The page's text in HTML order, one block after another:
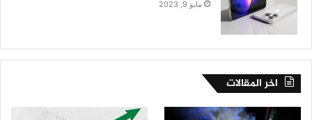
مايو 9, 2023
اخر المقالات